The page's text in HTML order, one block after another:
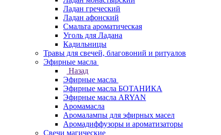
Ладан греческий
Ладан афонский
Смальта ароматическая
Уголь для Ладана
Кадильницы
Травы для свечей, благовоний и ритуалов
Эфирные масла
Назад
Эфирные масла
Эфирные масла БОТАНИКА
Эфирные масла ARYAN
Аромамасла
Аромалампы для эфирных масел
Аромадиффузоры и ароматизаторы
Свечи магические